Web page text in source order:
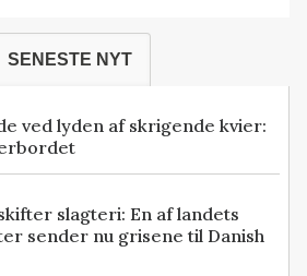
SENESTE NYT
ved lyden af skrigende kvier:
slagteri: En af landets
sender nu grisene til Danish